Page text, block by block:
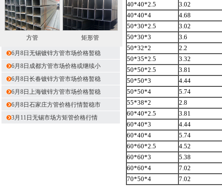
方管 矩形管
6月8日无锡镀锌方管市场价格暂稳
6月8日成都方管市场价格或继续小
6月8日长春镀锌方管市场价格暂稳
6月8日上海镀锌方管市场价格暂稳
6月8日石家庄方管价格行情暂稳市
3月11日无锡市场方矩管价格行情
40*40*2.5
3.02
40*40*4
4.68
50*30*2.5
3.02
50*30*3
3.6
50*32*2
2.2
50*35*2.5
3.32
50*50*2.5
3.81
50*50*3
4.44
50*50*4
5.74
55*38*2
2.8
60*40*2.5
3.81
60*40*3
4.44
60*40*4
5.74
60*60*2.5
4.52
60*60*3
5.38
60*60*4
7.02
70*50*4
7.02